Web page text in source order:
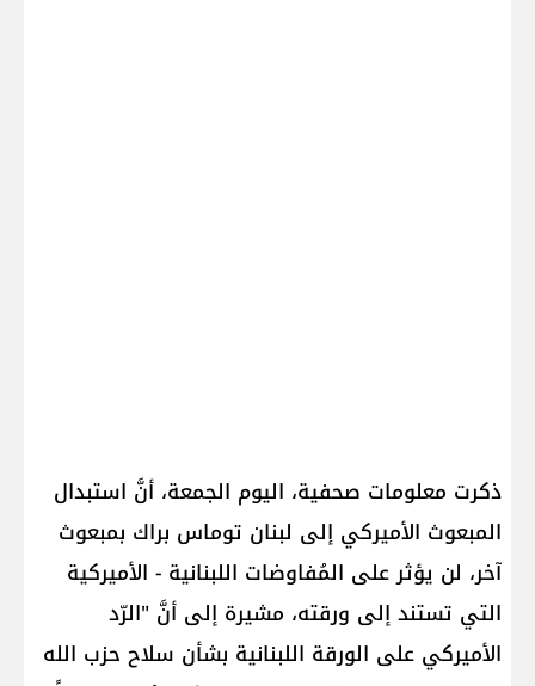
ذكرت معلومات صحفية، اليوم الجمعة، أنَّ استبدال
المبعوث الأميركي إلى لبنان توماس براك بمبعوث
آخر، لن يؤثر على المُفاوضات اللبنانية - الأميركية
التي تستند إلى ورقته، مشيرة إلى أنَّ "الرّد
الأميركي على الورقة اللبنانية بشأن سلاح حزب الله